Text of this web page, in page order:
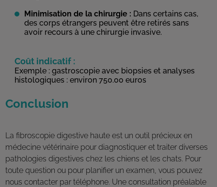
Minimisation de la chirurgie : Dans certains cas,
des corps étrangers peuvent être retirés sans
avoir recours à une chirurgie invasive.
Coût indicatif :
Exemple : gastroscopie avec biopsies et analyses
histologiques : environ 750.00 euros
Conclusion
La fibroscopie digestive haute est un outil précieux en
médecine vétérinaire pour diagnostiquer et traiter diverses
pathologies digestives chez les chiens et les chats. Pour
toute question ou pour planifier un examen, vous pouvez
nous contacter par téléphone. Une consultation préalable